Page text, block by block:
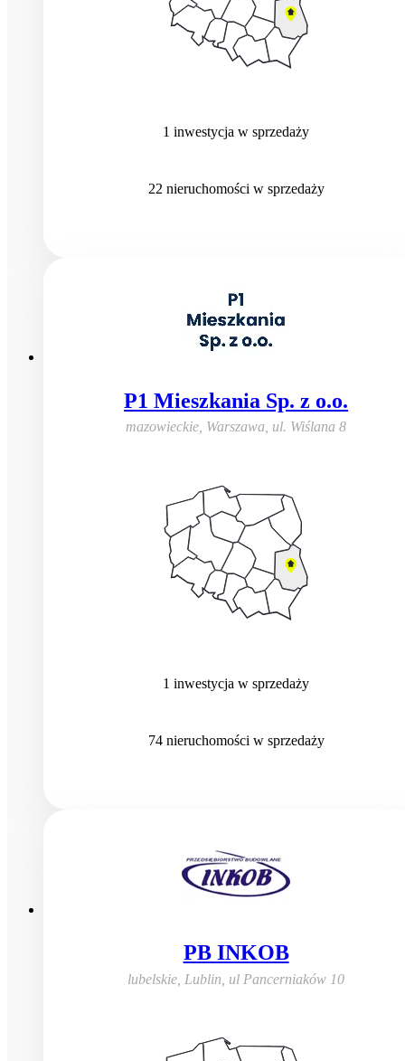
1 inwestycja w sprzedaży
22 nieruchomości w sprzedaży
P1 Mieszkania Sp. z o.o.
mazowieckie, Warszawa, ul. Wiślana 8
1 inwestycja w sprzedaży
74 nieruchomości w sprzedaży
PB INKOB
lubelskie, Lublin ul Pancerniaków 10